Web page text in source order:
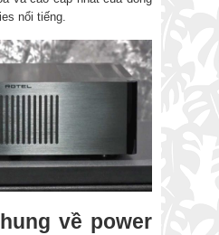
nổi tiếng.
về power